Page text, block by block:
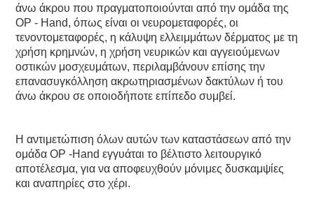
άνω άκρου που πραγματοποιούνται από την ομάδα της
OP - Hand, όπως είναι οι νευρομεταφορές, οι
τενοντομεταφορές, η κάλυψη ελλειμμάτων δέρματος με τη
χρήση κρημνών, η χρήση νευρικών και αγγειούμενων
οστικών μοσχευμάτων, περιλαμβάνουν επίσης την
επανασυγκόλληση ακρωτηριασμένων δακτύλων ή του
άνω άκρου σε οποιοδήποτε επίπεδο συμβεί.
Η αντιμετώπιση όλων αυτών των καταστάσεων από την
ομάδα OP -Hand εγγυάται το βέλτιστο λειτουργικό
αποτέλεσμα, για να αποφευχθούν μόνιμες δυσκαμψίες
και αναπηρίες στο χέρι.